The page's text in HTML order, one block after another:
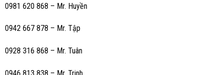
0981 620 868 – Mr. Huyền
0942 667 878 – Mr. Tập
0928 316 868 – Mr. Tuân